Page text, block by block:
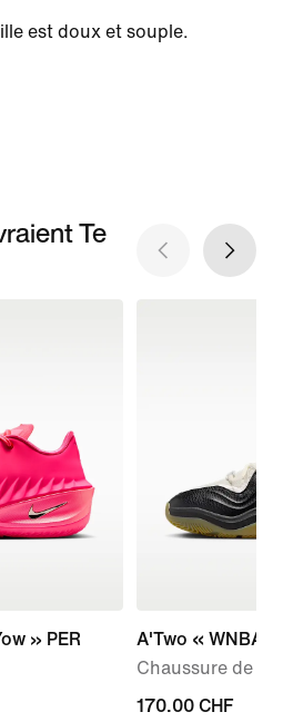
est doux et souple.
Te
» PER
A'Two « WNBA
Chaussure de
170.00 CHF
170.00 CHF